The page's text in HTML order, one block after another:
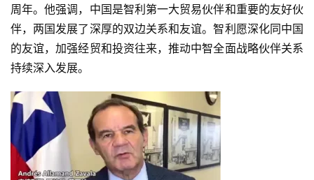
周年。他强调，中国是智利第一大贸易伙伴和重要的友好伙
伴，两国发展了深厚的双边关系和友谊。智利愿深化同中国
的友谊，加强经贸和投资往来，推动中智全面战略伙伴关系
持续深入发展。